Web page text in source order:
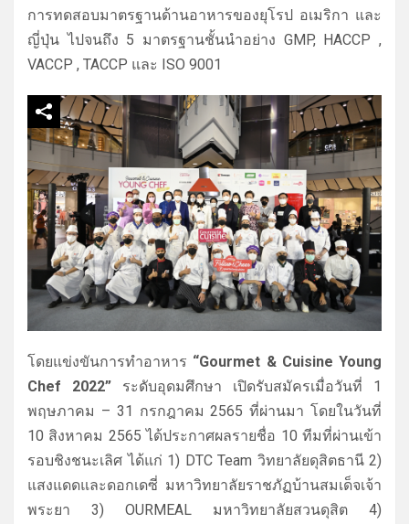
การทดสอบมาตรฐานด้านอาหารของยุโรป อเมริกา และ
ญี่ปุ่น ไปจนถึง 5 มาตรฐานชั้นนำอย่าง GMP, HACCP ,
VACCP , TACCP และ ISO 9001
โดยแข่งขันการทำอาหาร “Gourmet & Cuisine Young
Chef 2022” ระดับอุดมศึกษา เปิดรับสมัครเมื่อวันที่ 1
พฤษภาคม – 31 กรกฎาคม 2565 ที่ผ่านมา โดยในวันที่
10 สิงหาคม 2565 ได้ประกาศผลรายชื่อ 10 ทีมที่ผ่านเข้า
รอบชิงชนะเลิศ ได้แก่ 1) DTC Team วิทยาลัยดุสิตธานี 2)
แสงแดดและดอกเดซี่ มหาวิทยาลัยราชภัฏบ้านสมเด็จเจ้า
พระยา 3) OURMEAL มหาวิทยาลัยสวนดุสิต 4)